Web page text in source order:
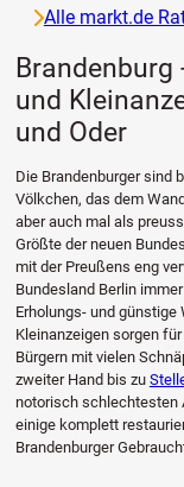
Alle markt.de
Brandenburg
und
und Oder
Die Brandenburger sind
Völkchen, das dem
aber auch mal als
Größte der neuen
mit der Preußens eng
Bundesland Berlin
Erholungs- und günstige
Kleinanzeigen sorgen
Bürgern mit vielen
zweiter Hand bis zu
notorisch schlechtesten
einige komplett
Brandenburger